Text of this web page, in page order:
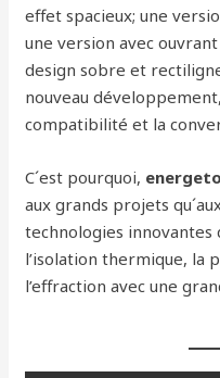
effet spacieux; une
une version avec
design sobre et
nouveau
compatibilité et la
C´est pourquoi,
aux grands projets
technologies innovantes
l’isolation thermique, la
l’effraction avec une